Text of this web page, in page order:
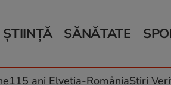
ȘTIINȚĂ
climatice
SĂNĂTATE
Relații
Rețete culinare
115 ani Elveția-RomâniaȘtiri